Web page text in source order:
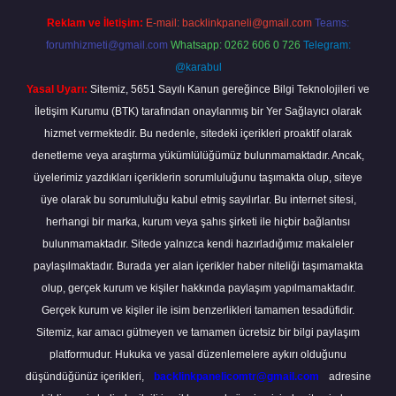
Reklam ve İletişim: E-mail: backlinkpaneli@gmail.com Teams:
forumhizmeti@gmail.com Whatsapp: 0262 606 0 726 Telegram:
@karabul
Yasal Uyarı: Sitemiz, 5651 Sayılı Kanun gereğince Bilgi Teknolojileri ve
İletişim Kurumu (BTK) tarafından onaylanmış bir Yer Sağlayıcı olarak
hizmet vermektedir. Bu nedenle, sitedeki içerikleri proaktif olarak
denetleme veya araştırma yükümlülüğümüz bulunmamaktadır. Ancak,
üyelerimiz yazdıkları içeriklerin sorumluluğunu taşımakta olup, siteye
üye olarak bu sorumluluğu kabul etmiş sayılırlar. Bu internet sitesi,
herhangi bir marka, kurum veya şahıs şirketi ile hiçbir bağlantısı
bulunmamaktadır. Sitede yalnızca kendi hazırladığımız makaleler
paylaşılmaktadır. Burada yer alan içerikler haber niteliği taşımamakta
olup, gerçek kurum ve kişiler hakkında paylaşım yapılmamaktadır.
Gerçek kurum ve kişiler ile isim benzerlikleri tamamen tesadüfidir.
Sitemiz, kar amacı gütmeyen ve tamamen ücretsiz bir bilgi paylaşım
platformudur. Hukuka ve yasal düzenlemelere aykırı olduğunu
düşündüğünüz içerikleri,
backlinkpanelicomtr@gmail.com
adresine